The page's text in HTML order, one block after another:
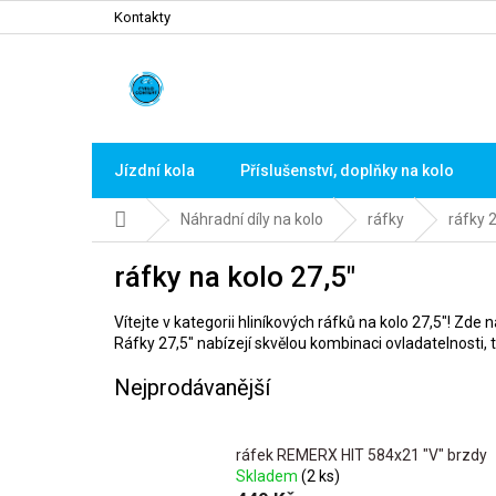
na
Kontakty
Jízdní kola Příslušenství, doplňky na kolo
Domů Náhradní díly na kolo ráfky ráfky
ráfky na kolo 27,5"
Vítejte v kategorii hliníkových ráfků na kolo 27,5"! Zde
Ráfky 27,5" nabízejí skvělou kombinaci ovladatelnosti,
Nejprodávanější
ráfek REMERX HIT 584x21 "V" brzdy
Skladem (2 ks)